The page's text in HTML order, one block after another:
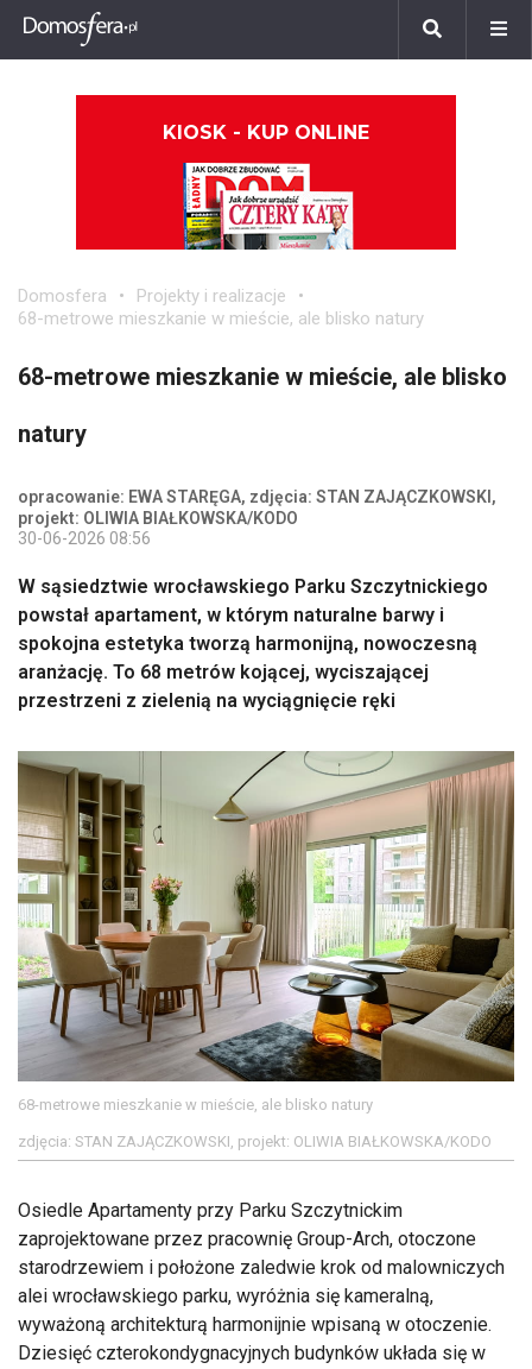
KIOSK - KUP ONLINE
Domosfera
Projekty i realizacje
68-metrowe mieszkanie w mieście, ale blisko natury
68-metrowe mieszkanie w mieście, ale blisko
natury
opracowanie: EWA STARĘGA, zdjęcia: STAN ZAJĄCZKOWSKI,
projekt: OLIWIA BIAŁKOWSKA/KODO
30-06-2026 08:56
W sąsiedztwie wrocławskiego Parku Szczytnickiego
powstał apartament, w którym naturalne barwy i
spokojna estetyka tworzą harmonijną, nowoczesną
aranżację. To 68 metrów kojącej, wyciszającej
przestrzeni z zielenią na wyciągnięcie ręki
68-metrowe mieszkanie w mieście, ale blisko natury
zdjęcia: STAN ZAJĄCZKOWSKI, projekt: OLIWIA BIAŁKOWSKA/KODO
Osiedle Apartamenty przy Parku Szczytnickim
zaprojektowane przez pracownię Group-Arch, otoczone
starodrzewiem i położone zaledwie krok od malowniczych
alei wrocławskiego parku, wyróżnia się kameralną,
wyważoną architekturą harmonijnie wpisaną w otoczenie.
Dziesięć czterokondygnacyjnych budynków układa się w